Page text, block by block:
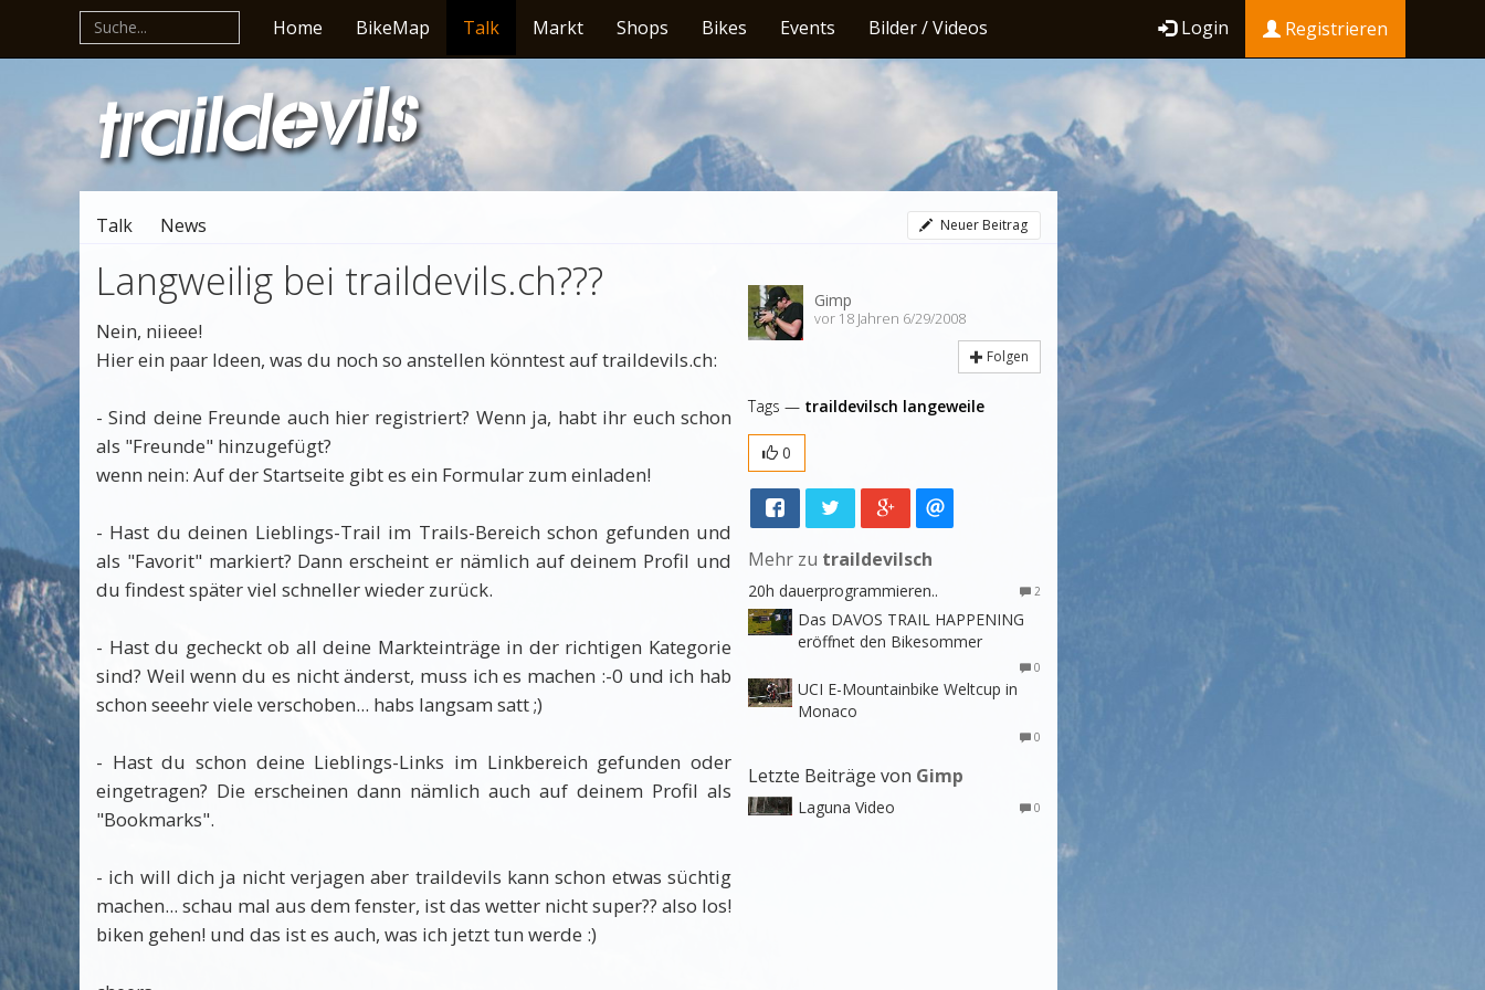
Home BikeMap Talk Markt Shops Bikes Events Bilder / Videos Login Registrieren
Talk News Neuer Beitrag
Langweilig bei traildevils.ch???
Nein, niieee!
Hier ein paar Ideen, was du noch so anstellen könntest auf traildevils.ch:
- Sind deine Freunde auch hier registriert? Wenn ja, habt ihr euch schon
als "Freunde" hinzugefügt?
wenn nein: Auf der Startseite gibt es ein Formular zum einladen!
- Hast du deinen Lieblings-Trail im Trails-Bereich schon gefunden und
als "Favorit" markiert? Dann erscheint er nämlich auf deinem Profil und
du findest später viel schneller wieder zurück.
- Hast du gecheckt ob all deine Markteinträge in der richtigen Kategorie
sind? Weil wenn du es nicht änderst, muss ich es machen :-0 und ich hab
schon seeehr viele verschoben... habs langsam satt ;)
- Hast du schon deine Lieblings-Links im Linkbereich gefunden oder
eingetragen? Die erscheinen dann nämlich auch auf deinem Profil als
"Bookmarks".
- ich will dich ja nicht verjagen aber traildevils kann schon etwas süchtig
machen... schau mal aus dem fenster, ist das wetter nicht super?? also los!
biken gehen! und das ist es auch, was ich jetzt tun werde :)
Gimp
vor 18 Jahren 6/29/2008
Folgen
Tags — traildevilsch langeweile
0
Mehr zu traildevilsch
20h dauerprogrammieren.. 2
Das DAVOS TRAIL HAPPENING
eröffnet den Bikesommer
0
UCI E-Mountainbike Weltcup in
Monaco
0
Letzte Beiträge von Gimp
Laguna Video 0